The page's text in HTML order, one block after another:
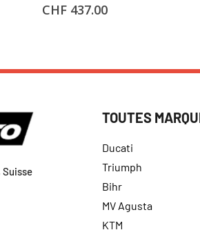
CHF 437.00
Suisse
TOUTES
Ducati
Triumph
Bihr
MV Agusta
KTM